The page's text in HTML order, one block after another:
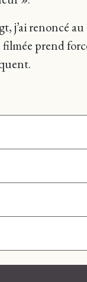
j’ai renoncé
prend